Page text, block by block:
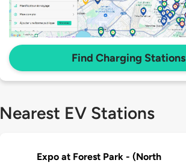
Find Charging Stations
Nearest EV Stations
Expo at Forest Park - (North